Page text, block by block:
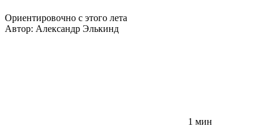
Ориентировочно с этого лета
Автор: Александр Элькинд
1 мин